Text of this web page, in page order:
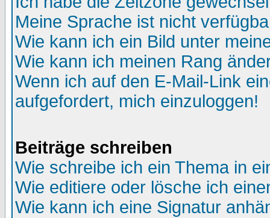
Meine Sprache ist nicht
Wie kann ich ein Bild unter
Wie kann ich meinen Rang
Wenn ich auf den E-Mail-Link
aufgefordert, mich einzuloggen!
Beiträge schreiben
Wie schreibe ich ein Thema in
Wie editiere oder lösche ich
Wie kann ich eine Signatur